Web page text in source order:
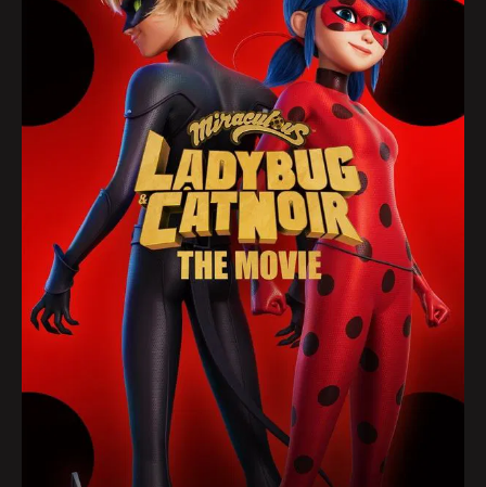
Sinkronizirani
Popularno